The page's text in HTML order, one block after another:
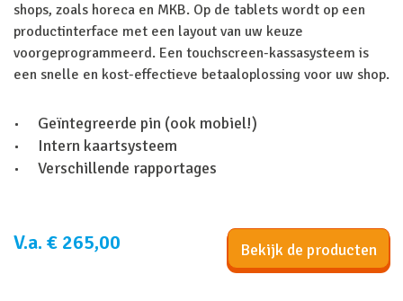
shops, zoals horeca en MKB. Op de tablets wordt op een
productinterface met een layout van uw keuze
voorgeprogrammeerd. Een touchscreen-kassasysteem is
een snelle en kost-effectieve betaaloplossing voor uw shop.
Geïntegreerde pin (ook mobiel!)
Intern kaartsysteem
Verschillende rapportages
V.a. € 265,00 Bekijk de producten